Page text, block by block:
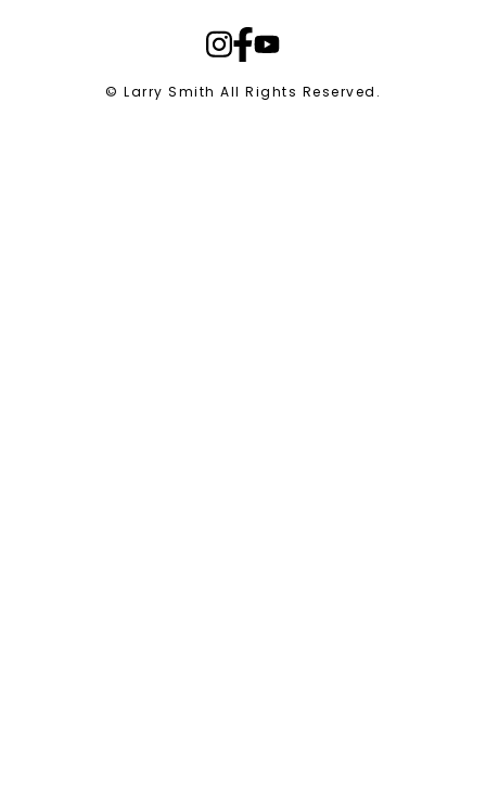
© Larry Smith All Rights Reserved.